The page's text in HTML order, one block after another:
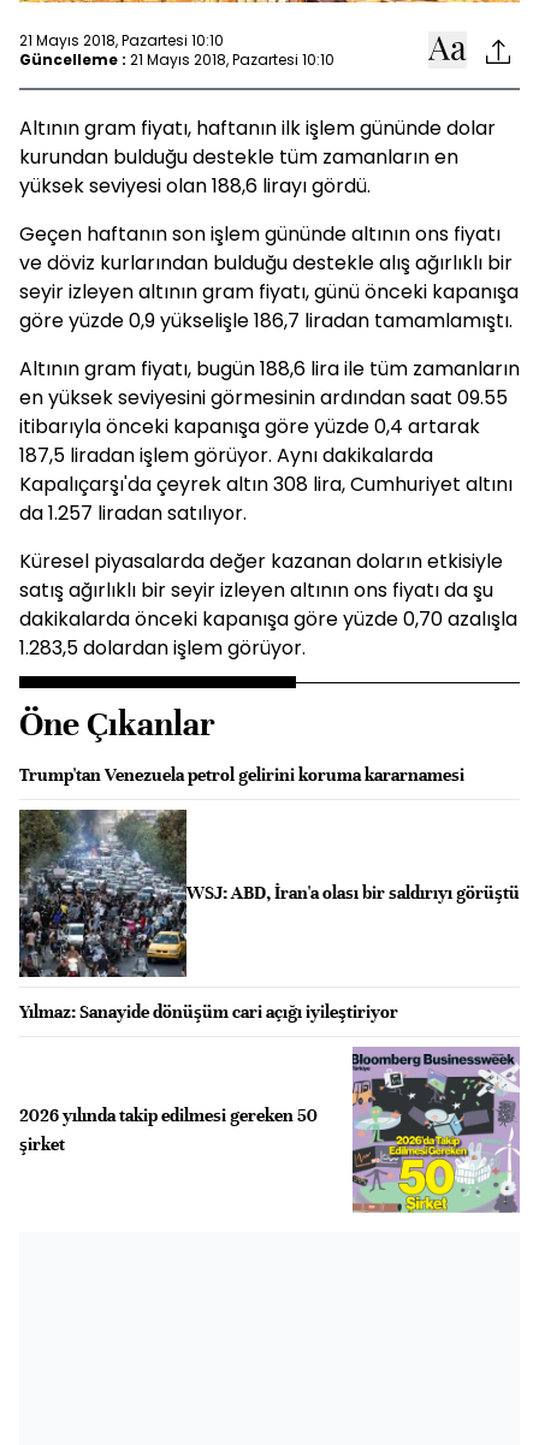
21 Mayıs 2018, Pazartesi 10:10
Güncelleme : 21 Mayıs 2018, Pazartesi 10:10
Altının gram fiyatı, haftanın ilk işlem gününde dolar
kurundan bulduğu destekle tüm zamanların en
yüksek seviyesi olan 188,6 lirayı gördü.
Geçen haftanın son işlem gününde altının ons fiyatı
ve döviz kurlarından bulduğu destekle alış ağırlıklı bir
seyir izleyen altının gram fiyatı, günü önceki kapanışa
göre yüzde 0,9 yükselişle 186,7 liradan tamamlamıştı.
Altının gram fiyatı, bugün 188,6 lira ile tüm zamanların
en yüksek seviyesini görmesinin ardından saat 09.55
itibarıyla önceki kapanışa göre yüzde 0,4 artarak
187,5 liradan işlem görüyor. Aynı dakikalarda
Kapalıçarşı'da çeyrek altın 308 lira, Cumhuriyet altını
da 1.257 liradan satılıyor.
Küresel piyasalarda değer kazanan doların etkisiyle
satış ağırlıklı bir seyir izleyen altının ons fiyatı da şu
dakikalarda önceki kapanışa göre yüzde 0,70 azalışla
1.283,5 dolardan işlem görüyor.
Öne Çıkanlar
Trump'tan Venezuela petrol gelirini koruma kararnamesi
WSJ: ABD, İran'a olası bir saldırıyı görüştü
Yılmaz: Sanayide dönüşüm cari açığı iyileştiriyor
2026 yılında takip edilmesi gereken 50
şirket